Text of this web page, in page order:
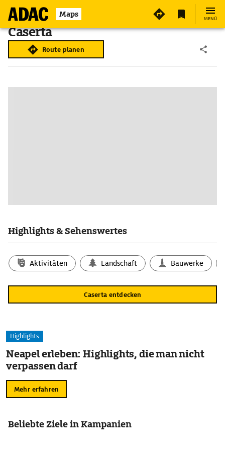
Maps MENÜ
Caserta
Route planen
Highlights & Sehenswertes
Aktivitäten Landschaft Bauwerke
Caserta entdecken
Highlights
Neapel erleben: Highlights, die man nicht
verpassen darf
Mehr erfahren
Beliebte Ziele in Kampanien